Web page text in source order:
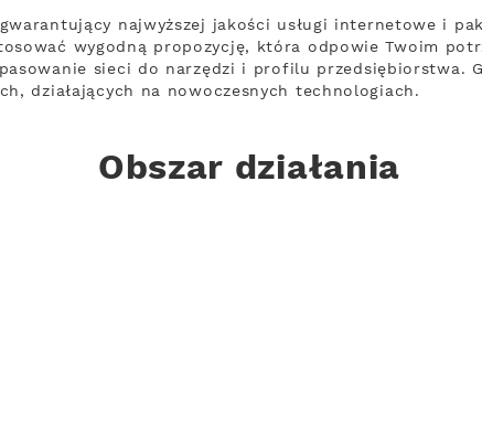
najwyższej jakości usługi internetowe i
wygodną propozycję, która odpowie Twoim
sieci do narzędzi i profilu przedsiębiorstwa.
działających na nowoczesnych technologiach.
Obszar działania